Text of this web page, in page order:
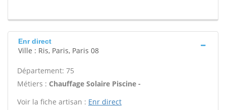
Enr direct
Ville : Ris, Paris, Paris 08
Département: 75
Métiers : Chauffage Solaire Piscine -
Voir la fiche artisan : Enr direct